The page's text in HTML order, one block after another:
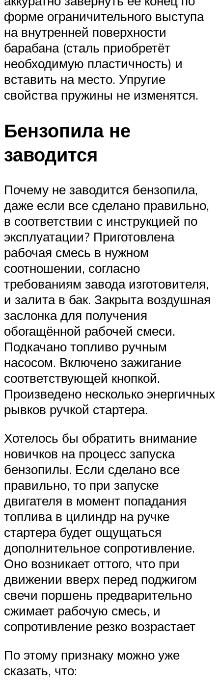
форме ограничительного выступа
на внутренней поверхности
барабана (сталь приобретёт
необходимую пластичность) и
вставить на место. Упругие
свойства пружины не изменятся.
Бензопила не
заводится
Почему не заводится бензопила,
даже если все сделано правильно,
в соответствии с инструкцией по
эксплуатации? Приготовлена
рабочая смесь в нужном
соотношении, согласно
требованиям завода изготовителя,
и залита в бак. Закрыта воздушная
заслонка для получения
обогащённой рабочей смеси.
Подкачано топливо ручным
насосом. Включено зажигание
соответствующей кнопкой.
Произведено несколько энергичных
рывков ручкой стартера.
Хотелось бы обратить внимание
новичков на процесс запуска
бензопилы. Если сделано все
правильно, то при запуске
двигателя в момент попадания
топлива в цилиндр на ручке
стартера будет ощущаться
дополнительное сопротивление.
Оно возникает оттого, что при
движении вверх перед поджигом
свечи поршень предварительно
сжимает рабочую смесь, и
сопротивление резко возрастает
По этому признаку можно уже
сказать, что: